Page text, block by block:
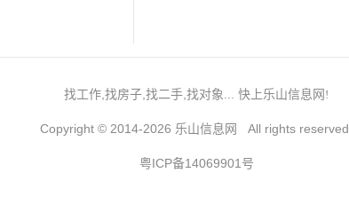
找工作,找房子,找二手,找对象... 快上乐山信息网 !
Copyright © 2014-2026 乐山信息网 All rights reserved.
粤ICP备14069901号